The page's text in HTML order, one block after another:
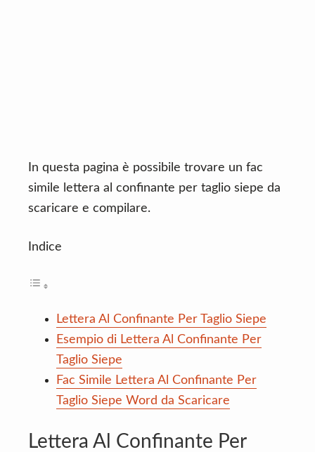
In questa pagina è possibile trovare un fac
simile lettera al confinante per taglio siepe da
scaricare e compilare.
Indice
Lettera Al Confinante Per Taglio Siepe
Esempio di Lettera Al Confinante Per
Taglio Siepe
Fac Simile Lettera Al Confinante Per
Taglio Siepe Word da Scaricare
Lettera Al Confinante Per